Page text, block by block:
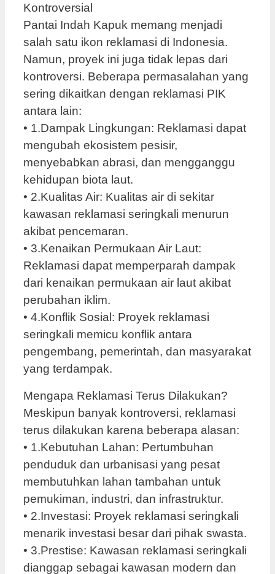
Kontroversial
Pantai Indah Kapuk memang menjadi
salah satu ikon reklamasi di Indonesia.
Namun, proyek ini juga tidak lepas dari
kontroversi. Beberapa permasalahan yang
sering dikaitkan dengan reklamasi PIK
antara lain:
• 1.Dampak Lingkungan: Reklamasi dapat
mengubah ekosistem pesisir,
menyebabkan abrasi, dan mengganggu
kehidupan biota laut.
• 2.Kualitas Air: Kualitas air di sekitar
kawasan reklamasi seringkali menurun
akibat pencemaran.
• 3.Kenaikan Permukaan Air Laut:
Reklamasi dapat memperparah dampak
dari kenaikan permukaan air laut akibat
perubahan iklim.
• 4.Konflik Sosial: Proyek reklamasi
seringkali memicu konflik antara
pengembang, pemerintah, dan masyarakat
yang terdampak.
Mengapa Reklamasi Terus Dilakukan?
Meskipun banyak kontroversi, reklamasi
terus dilakukan karena beberapa alasan:
• 1.Kebutuhan Lahan: Pertumbuhan
penduduk dan urbanisasi yang pesat
membutuhkan lahan tambahan untuk
pemukiman, industri, dan infrastruktur.
• 2.Investasi: Proyek reklamasi seringkali
menarik investasi besar dari pihak swasta.
• 3.Prestise: Kawasan reklamasi seringkali
dianggap sebagai kawasan modern dan